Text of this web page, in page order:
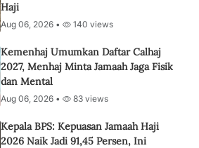
Haji
Aug 06, 2026 • 140 views
Kemenhaj Umumkan Daftar Calhaj
2027, Menhaj Minta Jamaah Jaga Fisik
dan Mental
Aug 06, 2026 • 83 views
Kepala BPS: Kepuasan Jamaah Haji
2026 Naik Jadi 91,45 Persen, Ini